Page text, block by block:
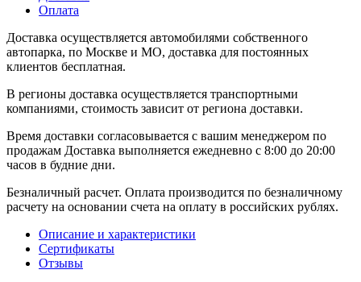
Оплата
Доставка осуществляется автомобилями собственного
автопарка, по Москве и МО, доставка для постоянных
клиентов бесплатная.
В регионы доставка осуществляется транспортными
компаниями, стоимость зависит от региона доставки.
Время доставки согласовывается с вашим менеджером по
продажам Доставка выполняется ежедневно с 8:00 до 20:00
часов в будние дни.
Безналичный расчет. Оплата производится по безналичному
расчету на основании счета на оплату в российских рублях.
Описание и характеристики
Сертификаты
Отзывы